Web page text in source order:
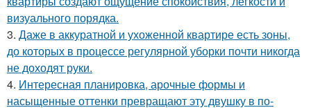
визуального порядка.
3. Даже в аккуратной и ухоженной квартире есть зоны,
до которых в процессе регулярной уборки почти никогда
не доходят руки.
4. Интересная планировка, арочные формы и
насыщенные оттенки превращают эту двушку в по-